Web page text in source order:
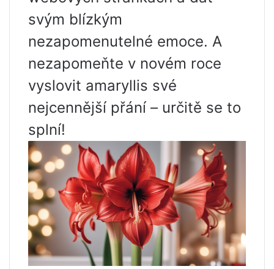
svým blízkým
nezapomenutelné emoce. A
nezapomeňte v novém roce
vyslovit amaryllis své
nejcennější přání – určitě se to
splní!